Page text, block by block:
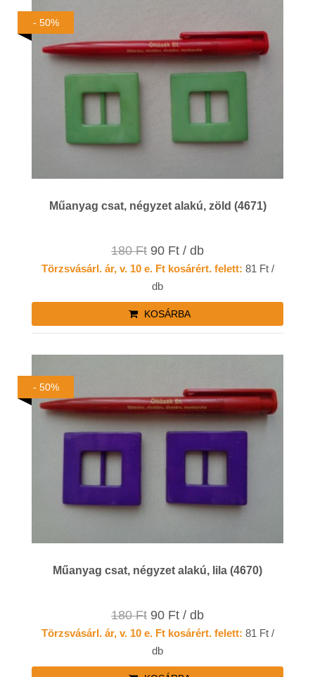
Műanyag csat, négyzet alakú, zöld (4671)
180 Ft 90 Ft / db
Törzsvásárl. ár, v. 10 e. Ft kosárért. felett: 81 Ft /
db
KOSÁRBA
- 50%
Műanyag csat, négyzet alakú, lila (4670)
180 Ft 90 Ft / db
Törzsvásárl. ár, v. 10 e. Ft kosárért. felett: 81 Ft /
db
- 50%